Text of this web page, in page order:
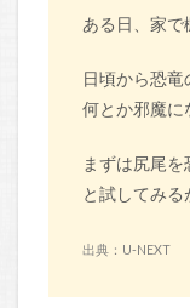
ある日、家で
日頃から恐竜
何とか邪魔に
まずは尻尾
と試してみる
出典：U-NEXT